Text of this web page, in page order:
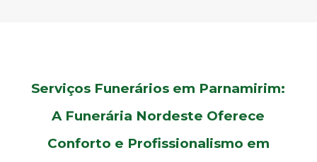
Serviços Funerários em Parnamirim:
A Funerária Nordeste Oferece
Conforto e Profissionalismo em